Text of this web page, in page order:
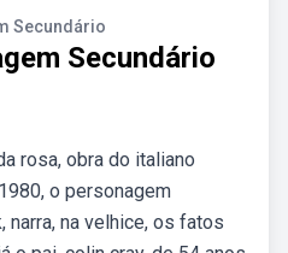
Secundário
Secundário
rosa, obra do italiano
o personagem
narra, na velhice, os fatos